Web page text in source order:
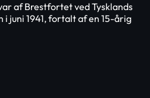
af Brestfortet ved Tysklands
i juni 1941, fortalt af en 15-årig